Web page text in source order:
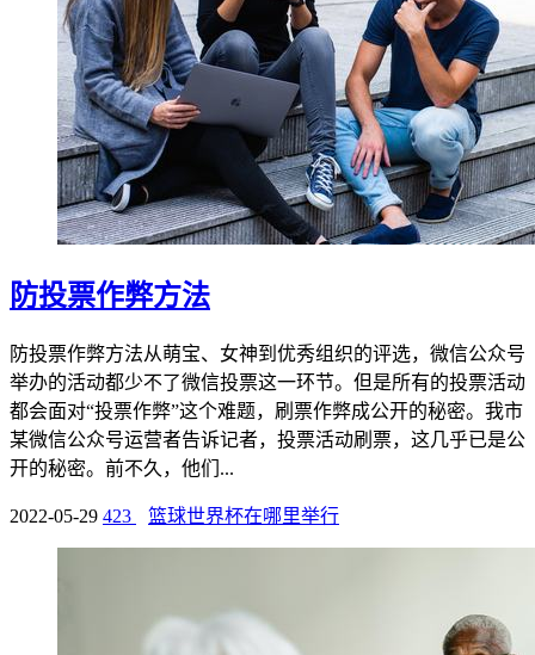
​防投票作弊方法
防投票作弊方法从萌宝、女神到优秀组织的评选，微信公众号
举办的活动都少不了微信投票这一环节。但是所有的投票活动
都会面对“投票作弊”这个难题，刷票作弊成公开的秘密。我市
某微信公众号运营者告诉记者，投票活动刷票，这几乎已是公
开的秘密。前不久，他们...
2022-05-29 423 篮球世界杯在哪里举行